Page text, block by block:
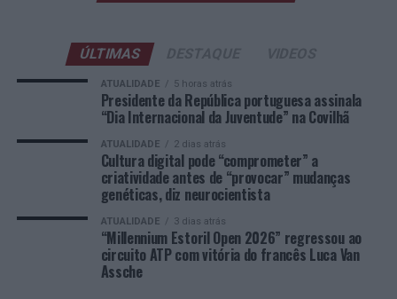
ÚLTIMAS
ATUALIDADE 5 horas atrás
Presidente da República portuguesa assinala
“Dia Internacional da Juventude” na Covilhã
ATUALIDADE 2 dias atrás
Cultura digital pode “comprometer” a
criatividade antes de “provocar” mudanças
genéticas, diz neurocientista
ATUALIDADE 3 dias atrás
“Millennium Estoril Open 2026” regressou ao
circuito ATP com vitória do francês Luca Van
Assche